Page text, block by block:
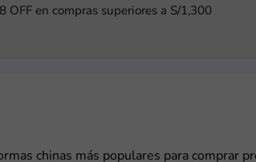
OFF en compras superiores a S/1,300
chinas más populares para comprar